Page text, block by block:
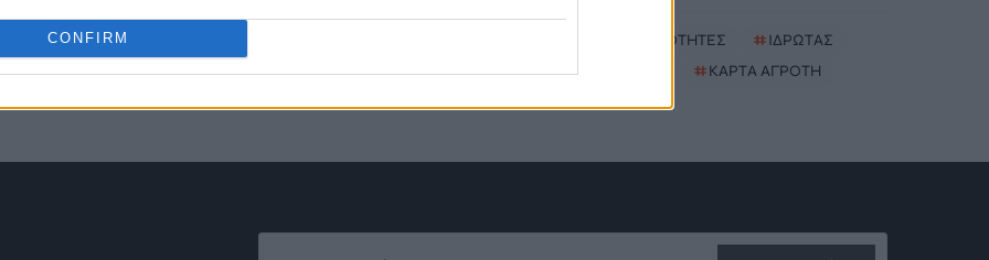
CONFIRM
της Παγκόσμιας Ημέρας Ελληνικής Γλώσσας, στο Κέντρο
Πολιτισμού Ίδρυμα Σταύρος…
Newsroom 9 Φεβρουαρίου, 2026
ΝΕΕΣ ΤΑΥΤΟΤΗΤΕΣ #ΙΔΡΩΤΑΣ
#
#ΚΑΡΤΑ ΑΓΡΟΤΗ